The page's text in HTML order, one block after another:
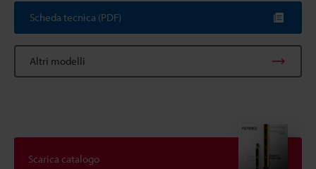
Scheda tecnica (PDF)
Altri modelli
Scarica catalogo